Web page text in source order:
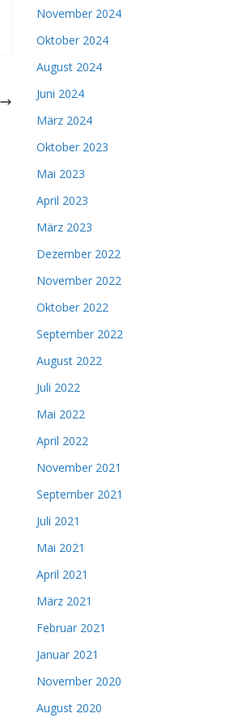
November 2024
Oktober 2024
August 2024
Juni 2024
März 2024
Oktober 2023
Mai 2023
April 2023
März 2023
Dezember 2022
November 2022
Oktober 2022
September 2022
August 2022
Juli 2022
Mai 2022
April 2022
November 2021
September 2021
Juli 2021
Mai 2021
April 2021
März 2021
Februar 2021
Januar 2021
November 2020
August 2020